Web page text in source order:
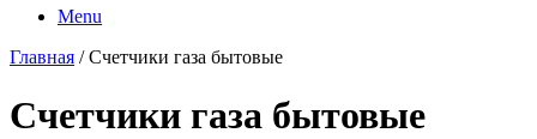
Menu
Главная / Счетчики газа бытовые
Счетчики газа бытовые